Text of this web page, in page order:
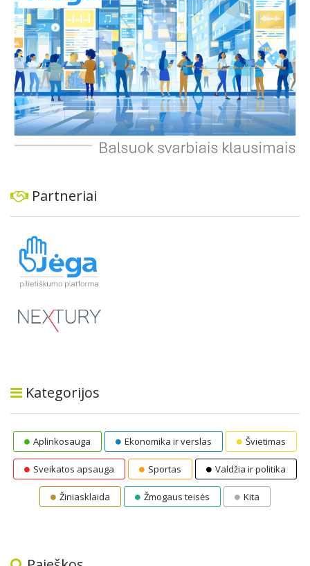
Partneriai
Kategorijos
Aplinkosauga Ekonomika ir verslas Švietimas
Sveikatos apsauga Sportas Valdžia ir politika
Žiniasklaida Žmogaus teisės Kita